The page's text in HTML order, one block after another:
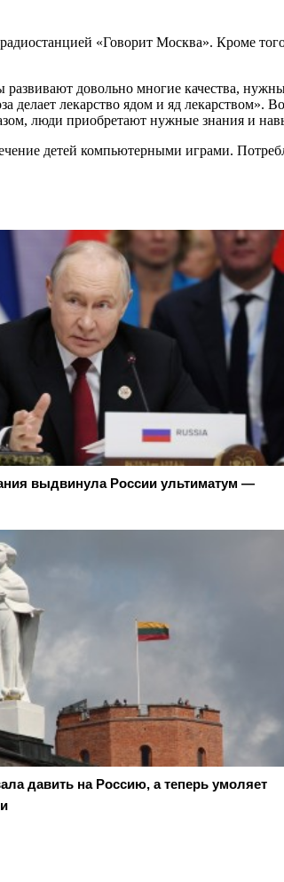
«Говорит Москва». Кроме
довольно многие качества,
делает лекарство ядом и яд
люди приобретают нужные знания и
детей компьютерными играми.
выдвинула России ультиматум —
давить на Россию, а теперь умоляет